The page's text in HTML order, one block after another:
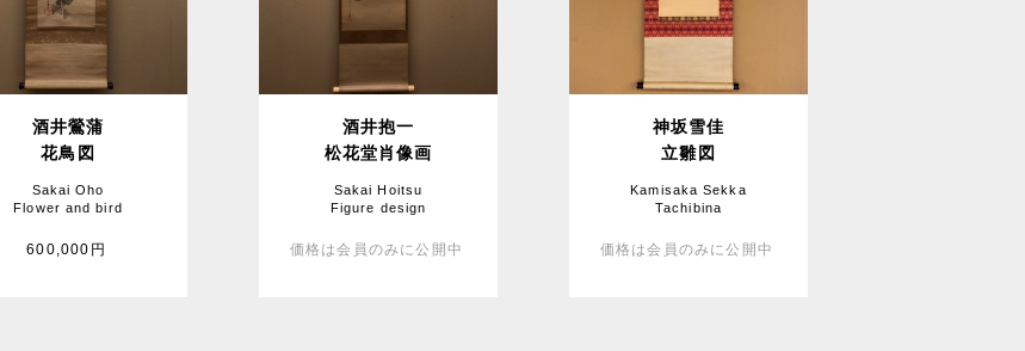
酒井鶯蒲
花鳥図
Sakai Oho
Flower and bird
600,000円
酒井抱一
松花堂肖像画
Sakai Hoitsu
Figure design
価格は会員のみに公開中
神坂雪佳
立雛図
Kamisaka Sekka
Tachibina
価格は会員のみに公開中